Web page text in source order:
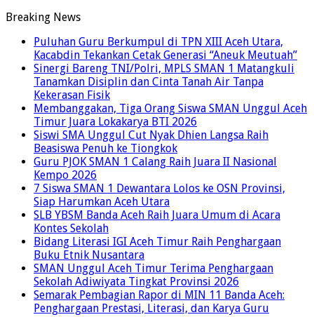
Breaking News
Puluhan Guru Berkumpul di TPN XIII Aceh Utara,
Kacabdin Tekankan Cetak Generasi “Aneuk Meutuah”
Sinergi Bareng TNI/Polri, MPLS SMAN 1 Matangkuli
Tanamkan Disiplin dan Cinta Tanah Air Tanpa
Kekerasan Fisik
Membanggakan, Tiga Orang Siswa SMAN Unggul Aceh
Timur Juara Lokakarya BTI 2026
Siswi SMA Unggul Cut Nyak Dhien Langsa Raih
Beasiswa Penuh ke Tiongkok
Guru PJOK SMAN 1 Calang Raih Juara II Nasional
Kempo 2026
7 Siswa SMAN 1 Dewantara Lolos ke OSN Provinsi,
Siap Harumkan Aceh Utara
SLB YBSM Banda Aceh Raih Juara Umum di Acara
Kontes Sekolah
Bidang Literasi IGI Aceh Timur Raih Penghargaan
Buku Etnik Nusantara
SMAN Unggul Aceh Timur Terima Penghargaan
Sekolah Adiwiyata Tingkat Provinsi 2026
Semarak Pembagian Rapor di MIN 11 Banda Aceh:
Penghargaan Prestasi, Literasi, dan Karya Guru